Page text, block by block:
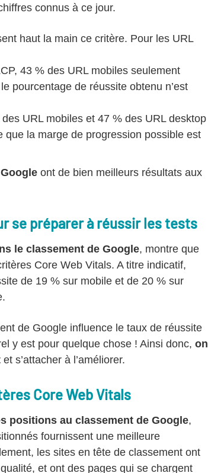
connus à ce jour.
haut la main ce critère. Pour les URL
43 % des URL mobiles seulement
pourcentage de réussite obtenu n’est
URL mobiles et 47 % des URL desktop
la marge de progression possible est
ont de bien meilleurs résultats aux
se préparer à réussir les tests
le classement de Google, montre que
Core Web Vitals. A titre indicatif,
de 19 % sur mobile et de 20 % sur
de Google influence le taux de réussite
y est pour quelque chose ! Ainsi donc, on
et s’attacher à l’améliorer.
Core Web Vitals
positions au classement de Google,
fournissent une meilleure
les sites en tête de classement ont
et ont des pages qui se chargent